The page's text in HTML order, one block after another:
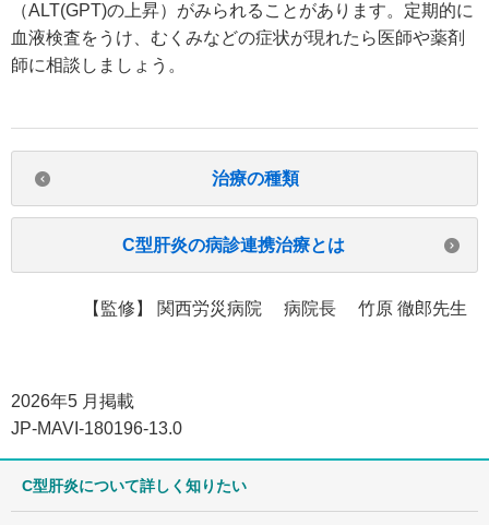
（ALT(GPT)の上昇）がみられることがあります。定期的に
血液検査をうけ、むくみなどの症状が現れたら医師や薬剤
師に相談しましょう。
治療の種類
C型肝炎の病診連携治療とは
【監修】 関西労災病院 病院長 竹原 徹郎先生
2026年5 月掲載
JP-MAVI-180196-13.0
C型肝炎について詳しく知りたい